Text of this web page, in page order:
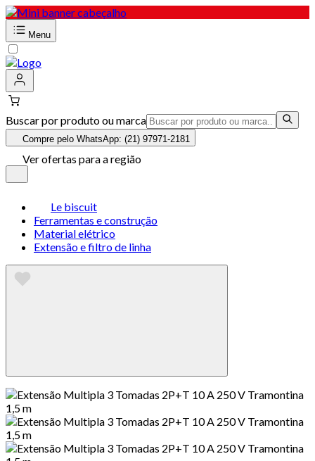
Menu
Buscar por produto ou marca
Compre pelo WhatsApp: (21) 97971-2181
Ver ofertas para a região
Le biscuit
Ferramentas e construção
Material elétrico
Extensão e filtro de linha